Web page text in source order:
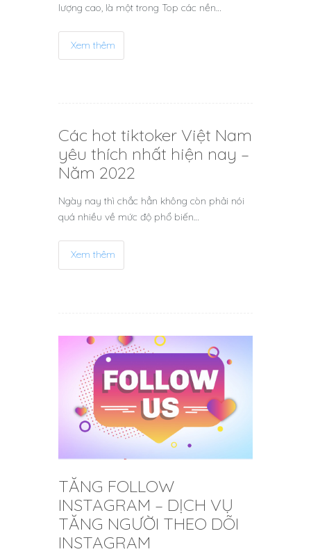
lượng cao, là một trong Top các nền…
Xem thêm
Các hot tiktoker Việt Nam
yêu thích nhất hiện nay –
Năm 2022
Ngày nay thì chắc hẳn không còn phải nói
quá nhiều về mức độ phổ biến…
Xem thêm
TĂNG FOLLOW
INSTAGRAM – DỊCH VỤ
TĂNG NGƯỜI THEO DÕI
INSTAGRAM